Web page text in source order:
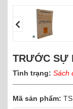
TRƯỚC SỰ
Tình trạng: Sách
Mã sản phẩm: